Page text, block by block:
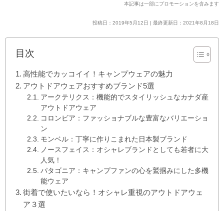
本記事は一部にプロモーションを含みます
投稿日：2019年5月12日 | 最終更新日：2021年8月18日
目次
高性能でカッコイイ！キャンプウェアの魅力
アウトドアウェアおすすめブランド5選
アークテリクス：機能的でスタイリッシュなカナダ産
アウトドアウェア
コロンビア：ファッショナブルな豊富なバリエーショ
ン
モンベル：丁寧に作りこまれた日本製ブランド
ノースフェイス：オシャレブランドとしても若者に大
人気！
パタゴニア：キャンプファンの心を鷲掴みにした多機
能ウェア
街着で使いたいなら！オシャレ重視のアウトドアウェ
ア３選